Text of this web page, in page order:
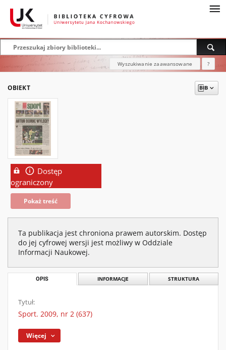
Wyszukiwanie zaawansowane ?
OBIEKT
Dostęp
ograniczony
Pokaż treść
Ta publikacja jest chroniona prawem autorskim. Dostęp
do jej cyfrowej wersji jest możliwy w Oddziale
Informacji Naukowej.
OPIS INFORMACJE STRUKTURA
Tytuł:
Sport. 2009, nr 2 (637)
Więcej